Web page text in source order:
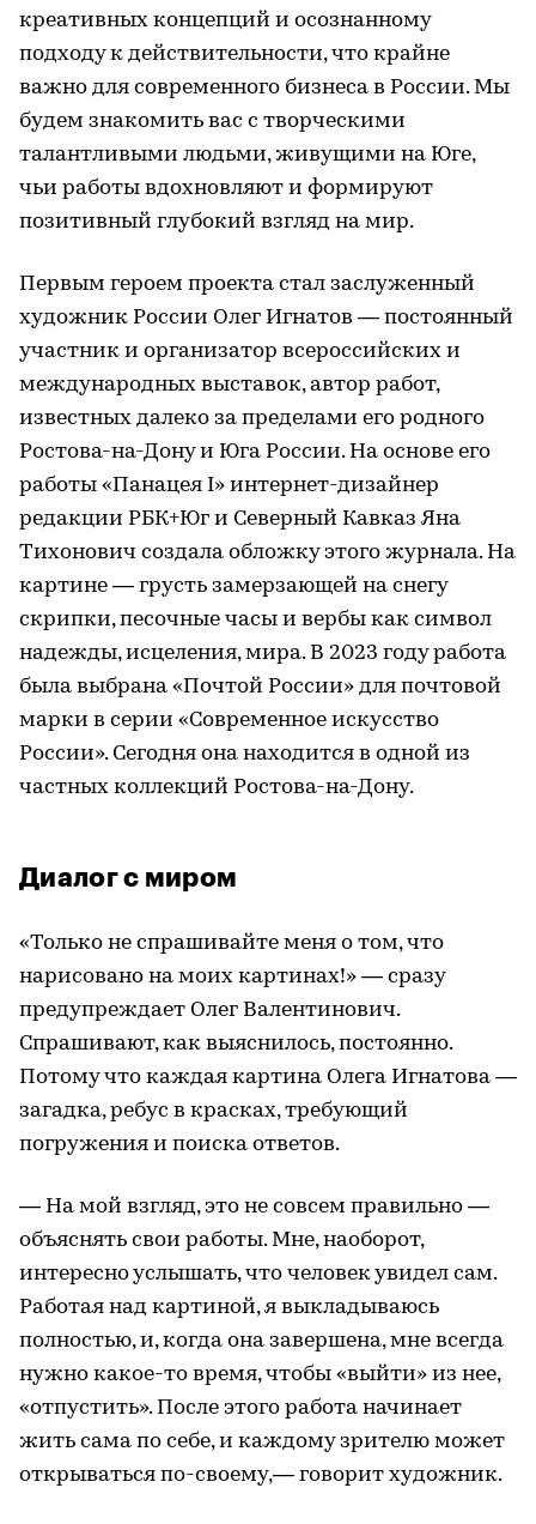
креативных концепций и осознанному
подходу к действительности, что крайне
важно для современного бизнеса в России. Мы
будем знакомить вас с творческими
талантливыми людьми, живущими на Юге,
чьи работы вдохновляют и формируют
позитивный глубокий взгляд на мир.
Первым героем проекта стал заслуженный
художник России Олег Игнатов — постоянный
участник и организатор всероссийских и
международных выставок, автор работ,
известных далеко за пределами его родного
Ростова-на-Дону и Юга России. На основе его
работы «Панацея I» интернет-дизайнер
редакции РБК+Юг и Северный Кавказ Яна
Тихонович создала обложку этого журнала. На
картине — грусть замерзающей на снегу
скрипки, песочные часы и вербы как символ
надежды, исцеления, мира. В 2023 году работа
была выбрана «Почтой России» для почтовой
марки в серии «Современное искусство
России». Сегодня она находится в одной из
частных коллекций Ростова-на-Дону.
Диалог с миром
«Только не спрашивайте меня о том, что
нарисовано на моих картинах!» — сразу
предупреждает Олег Валентинович.
Спрашивают, как выяснилось, постоянно.
Потому что каждая картина Олега Игнатова —
загадка, ребус в красках, требующий
погружения и поиска ответов.
— На мой взгляд, это не совсем правильно —
объяснять свои работы. Мне, наоборот,
интересно услышать, что человек увидел сам.
Работая над картиной, я выкладываюсь
полностью, и, когда она завершена, мне всегда
нужно какое-то время, чтобы «выйти» из нее,
«отпустить». После этого работа начинает
жить сама по себе, и каждому зрителю может
открываться по-своему,— говорит художник.